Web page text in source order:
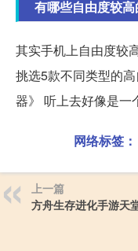
有哪些自由度较
其实手机上自由度较
挑选5款不同类型的
器》 听上去好像是一
网络标签：
上一篇
方舟生存进化手游天